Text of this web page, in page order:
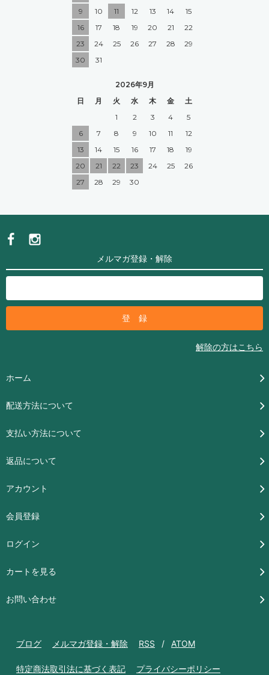
9
10 11 12 13 14
15
16
17 18 19 20 21
22
23
24 25 26 27 28
29
30
31
2026年9月
日
月 火 水 木 金
土
1
2 3 4
5
6
7 8 9 10 11
12
13
14 15 16 17 18
19
20
21 22 23 24 25
26
27
28 29 30
メルマガ登録・解除
解除の方はこちら
ホーム
配送方法について
支払い方法について
返品について
アカウント
会員登録
ログイン
カートを見る
お問い合わせ
ブログ メルマガ登録・解除 RSS / ATOM
特定商法取引法に基づく表記 プライバシーポリシー